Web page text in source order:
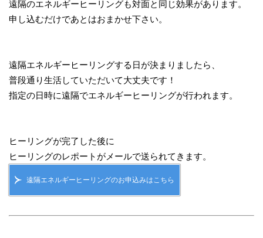
遠隔のエネルギーヒーリングも対面と同じ効果があります。
申し込むだけであとはおまかせ下さい。
遠隔エネルギーヒーリングする日が決まりましたら、
普段通り生活していただいて大丈夫です！
指定の日時に遠隔でエネルギーヒーリングが行われます。
ヒーリングが完了した後に
ヒーリングのレポートがメールで送られてきます。
遠隔エネルギーヒーリングのお申込みはこちら